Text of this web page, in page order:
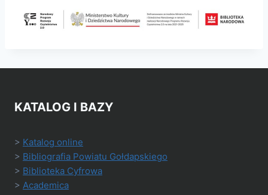
KATALOG I BAZY
> Katalog online
> Bibliografia Powiatu Gołdapskiego
> Biblioteka Cyfrowa
> Academica